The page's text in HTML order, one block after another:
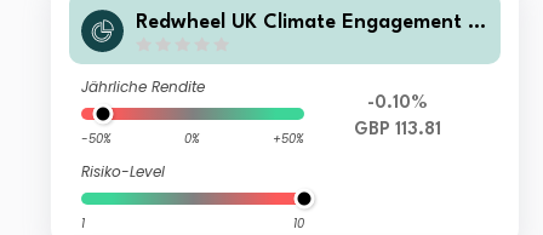
Redwheel UK Climate Engagement F
Jährliche Rendite
-50% 0% +50%
Risiko-Level
1 10
-0.10%
GBP 113.81